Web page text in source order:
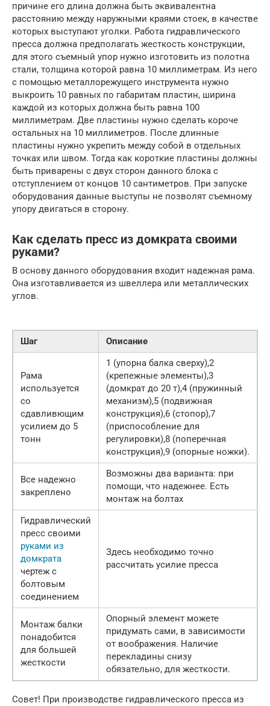
причине его длина должна быть эквивалентна
расстоянию между наружными краями стоек, в качестве
которых выступают уголки. Работа гидравлического
пресса должна предполагать жесткость конструкции,
для этого съемный упор нужно изготовить из полотна
стали, толщина которой равна 10 миллиметрам. Из него
с помощью металлорежущего инструмента нужно
выкроить 10 равных по габаритам пластин, ширина
каждой из которых должна быть равна 100
миллиметрам. Две пластины нужно сделать короче
остальных на 10 миллиметров. После длинные
пластины нужно укрепить между собой в отдельных
точках или швом. Тогда как короткие пластины должны
быть приварены с двух сторон данного блока с
отступлением от концов 10 сантиметров. При запуске
оборудования данные выступы не позволят съемному
упору двигаться в сторону.
Как сделать пресс из домкрата своими
руками?
В основу данного оборудования входит надежная рама.
Она изготавливается из швеллера или металлических
углов.
Шаг Описание
Рама
используется
со
сдавливющим
усилием до 5
тонн
1 (упорна балка сверху),2
(крепежные элементы),3
(домкрат до 20 т),4 (пружинный
механизм),5 (подвижная
конструкция),6 (стопор),7
(приспособление для
регулировки),8 (поперечная
конструкция),9 (опорные ножки).
Все надежно
закреплено
Возможны два варианта: при
помощи, что надежнее. Есть
монтаж на болтах
Гидравлический
пресс своими
руками из
домкрата
чертеж с
болтовым
соединением
Здесь необходимо точно
рассчитать усилие пресса
Монтаж балки
понадобится
для большей
жесткости
Опорный элемент можете
придумать сами, в зависимости
от воображения. Наличие
перекладины снизу
обязательно, для жесткости.
Совет! При производстве гидравлического пресса из